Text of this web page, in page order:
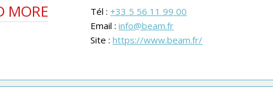
MORE Tél :+33 5 56 11 99 00
Email :info@beam.fr
Site :https://www.beam.fr/